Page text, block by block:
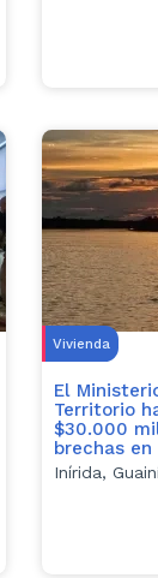
Vivienda
El
Territorio
$30.000
brechas en
Inírida,